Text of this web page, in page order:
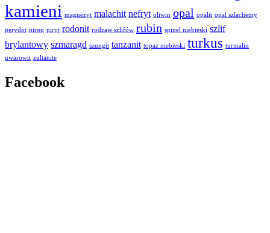
kamieni magnezyt malachit nefryt oliwin opal opalit opal szlachetny
perydot pirop piryt rodonit rodzaje szlifów rubin spinel niebieski szlif
brylantowy szmaragd szungit tanzanit topaz niebieski turkus turmalin
uwarowit zultanite
Facebook